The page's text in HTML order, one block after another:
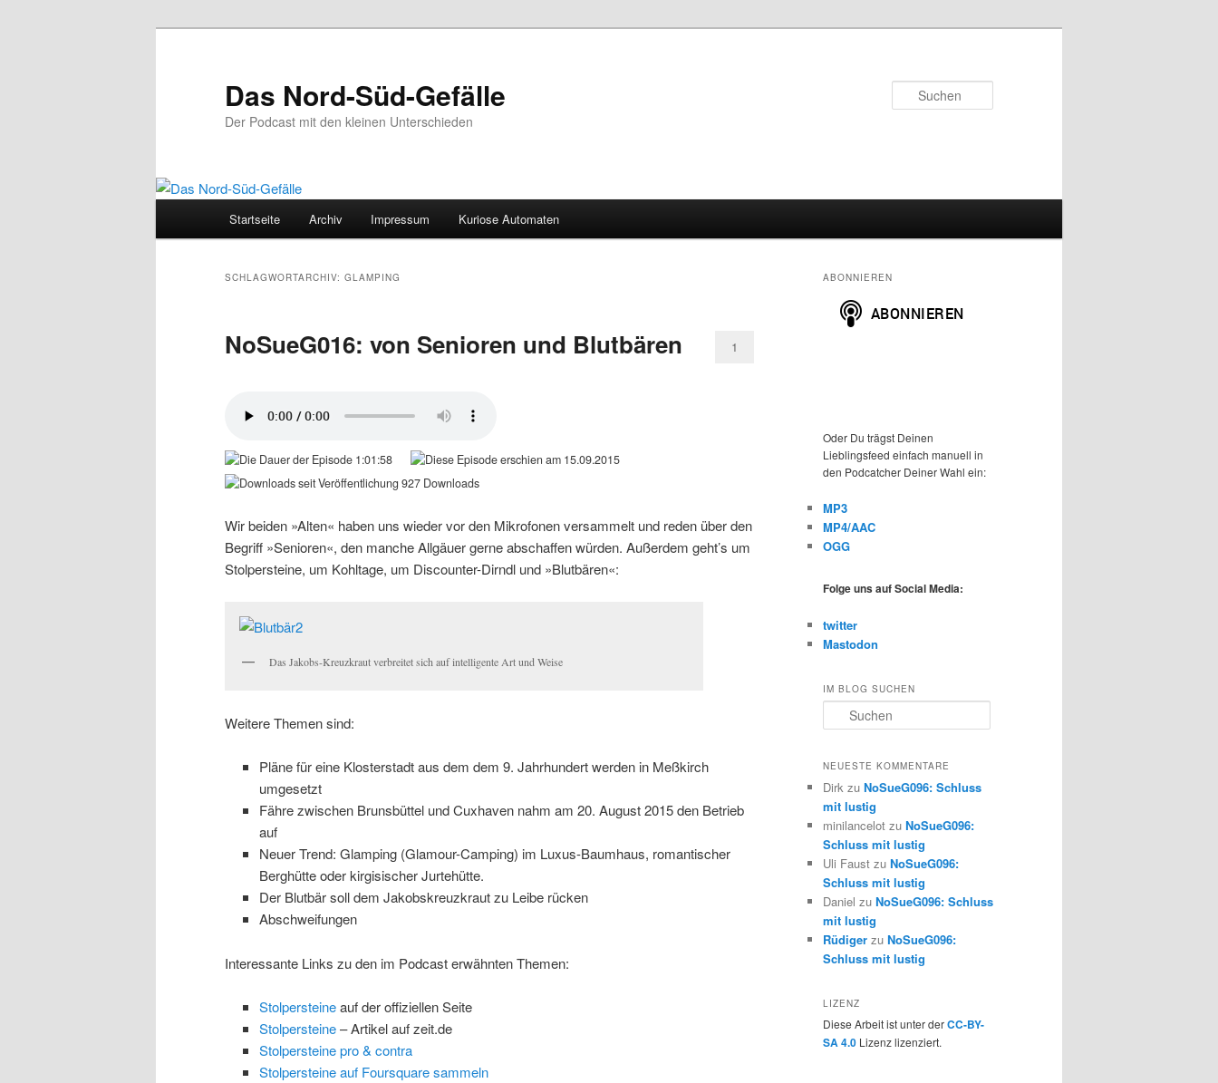
Das Nord-Süd-Gefälle
Der Podcast mit den kleinen Unterschieden
Startseite Archiv Impressum Kuriose Automaten
SCHLAGWORTARCHIV: GLAMPING
NoSueG016: von Senioren und Blutbären 1
1:01:58
15.09.2015
927 Downloads
Wir beiden »Alten« haben uns wieder vor den Mikrofonen versammelt und reden über den
Begriff »Senioren«, den manche Allgäuer gerne abschaffen würden. Außerdem geht’s um
Stolpersteine, um Kohltage, um Discounter-Dirndl und »Blutbären«:
Das Jakobs-Kreuzkraut verbreitet sich auf intelligente Art und Weise
Weitere Themen sind:
Pläne für eine Klosterstadt aus dem dem 9. Jahrhundert werden in Meßkirch
umgesetzt
Fähre zwischen Brunsbüttel und Cuxhaven nahm am 20. August 2015 den Betrieb
auf
Neuer Trend: Glamping (Glamour-Camping) im Luxus-Baumhaus, romantischer
Berghütte oder kirgisischer Jurtehütte.
Der Blutbär soll dem Jakobskreuzkraut zu Leibe rücken
Abschweifungen
Interessante Links zu den im Podcast erwähnten Themen:
Stolpersteineauf der offiziellen Seite
Stolpersteine– Artikel auf zeit.de
Stolpersteine pro & contra
Stolpersteine auf Foursquare sammeln
ABONNIEREN
Oder Du trägst Deinen
Lieblingsfeed einfach manuell in
den Podcatcher Deiner Wahl ein:
MP3
MP4/AAC
OGG
Folge uns auf Social Media:
twitter
Mastodon
IM BLOG SUCHEN
u
h
n
NEUESTE KOMMENTARE
Dirk zu NoSueG096: Schluss
mit lustig
minilancelot zu NoSueG096:
Schluss mit lustig
Uli Faust zu NoSueG096:
Schluss mit lustig
Daniel zu NoSueG096: Schluss
mit lustig
Rüdiger zu NoSueG096:
Schluss mit lustig
LIZENZ
Diese Arbeit ist unter derCC-BY-
SA 4.0 Lizenz lizenziert.